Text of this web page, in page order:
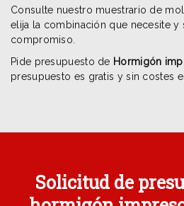
Consulte nuestro muestrario de
elija la combinación que necesite y
compromiso.
Pide presupuesto de Hormigón
presupuesto es gratis y sin costes
Solicitud de